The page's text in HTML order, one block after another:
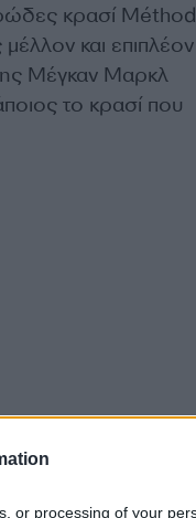
or processing of your
κρασί
και επιπλέον
Μέγκαν Μαρκλ
το κρασί που